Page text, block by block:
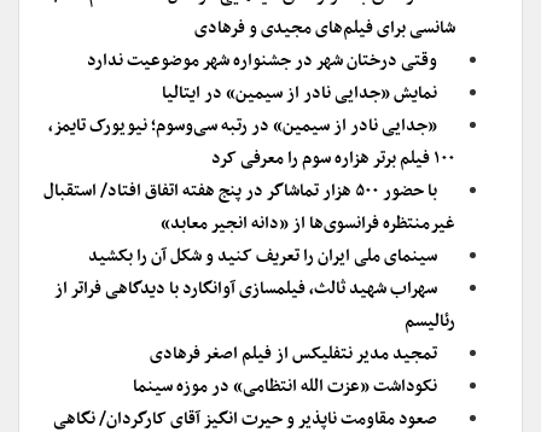
شانسی برای فیلم‌های مجیدی و فرهادی
وقتی درختان شهر در جشنواره شهر موضوعیت ندارد
نمایش «جدایی نادر از سیمین» در ایتالیا
«جدایی نادر از سیمین» در رتبه سی‌وسوم؛ نیویورک تایمز،
۱۰۰ فیلم برتر هزاره سوم را معرفی کرد
با حضور ۵۰۰ هزار تماشاگر در پنج هفته اتفاق افتاد/ استقبال
غیرمنتظره فرانسوی‌ها از «دانه انجیر معابد»
سینمای ملی ایران را تعریف کنید و شکل آن را بکشید
سهراب شهید ثالث، فیلمسازی آوانگارد با دیدگاهی فراتر از
رئالیسم
تمجید مدیر نتفلیکس از فیلم‌ اصغر فرهادی
نکوداشت «عزت الله انتظامی» در موزه سینما
صعود مقاومت ناپذیر و حیرت انگیز آقای کارگردان/ نگاهی